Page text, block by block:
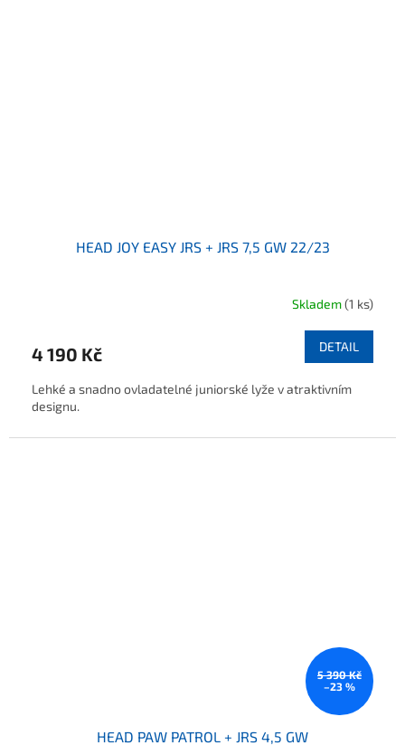
HEAD JOY EASY JRS + JRS 7,5 GW 22/23
Skladem(1 ks)
4 190 Kč DETAIL
Lehké a snadno ovladatelné juniorské lyže v atraktivním
designu.
5 390 Kč
–23 %
HEAD PAW PATROL + JRS 4,5 GW